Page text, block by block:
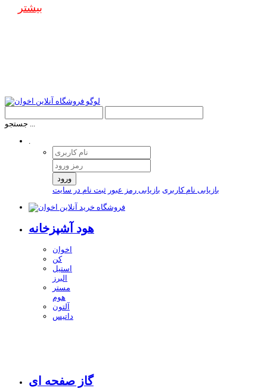
جستجو ...
.
ورود
بازیابی نام کاربری بازیابی رمز عبور ثبت نام در سایت
هود آشپزخانه
اخوان
کن
استیل
البرز
مستر
هوم
آلتون
داتیس
گاز صفحه ای
بیشتر